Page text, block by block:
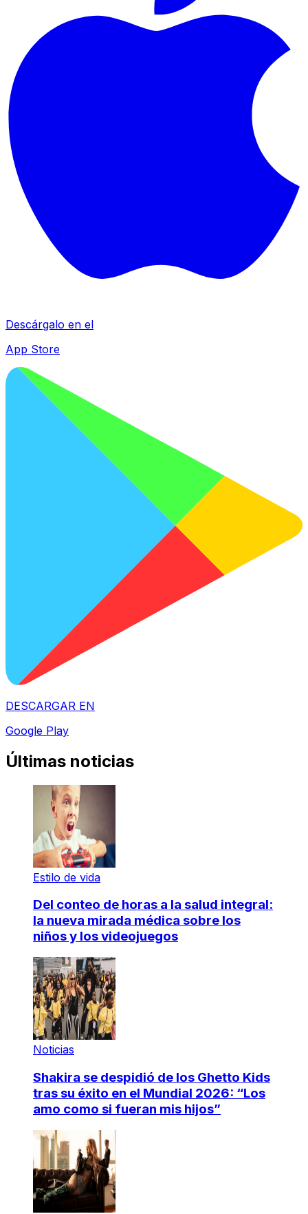
Descárgalo en el
App Store
DESCARGAR EN
Google Play
Últimas noticias
Estilo de vida
Del conteo de horas a la salud integral:
la nueva mirada médica sobre los
niños y los videojuegos
Noticias
Shakira se despidió de los Ghetto Kids
tras su éxito en el Mundial 2026: “Los
amo como si fueran mis hijos”